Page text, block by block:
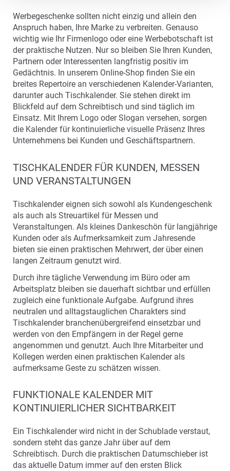
Werbegeschenke sollten nicht einzig und allein den
Anspruch haben, Ihre Marke zu verbreiten. Genauso
wichtig wie Ihr Firmenlogo oder eine Werbebotschaft ist
der praktische Nutzen. Nur so bleiben Sie Ihren Kunden,
Partnern oder Interessenten langfristig positiv im
Gedächtnis. In unserem Online-Shop finden Sie ein
breites Repertoire an verschiedenen Kalender-Varianten,
darunter auch Tischkalender. Sie stehen direkt im
Blickfeld auf dem Schreibtisch und sind täglich im
Einsatz. Mit Ihrem Logo oder Slogan versehen, sorgen
die Kalender für kontinuierliche visuelle Präsenz Ihres
Unternehmens bei Kunden und Geschäftspartnern.
TISCHKALENDER FÜR KUNDEN, MESSEN
UND VERANSTALTUNGEN
Tischkalender eignen sich sowohl als Kundengeschenk
als auch als Streuartikel für Messen und
Veranstaltungen. Als kleines Dankeschön für langjährige
Kunden oder als Aufmerksamkeit zum Jahresende
bieten sie einen praktischen Mehrwert, der über einen
langen Zeitraum genutzt wird.
Durch ihre tägliche Verwendung im Büro oder am
Arbeitsplatz bleiben sie dauerhaft sichtbar und erfüllen
zugleich eine funktionale Aufgabe. Aufgrund ihres
neutralen und alltagstauglichen Charakters sind
Tischkalender branchenübergreifend einsetzbar und
werden von den Empfängern in der Regel gerne
angenommen und genutzt. Auch Ihre Mitarbeiter und
Kollegen werden einen praktischen Kalender als
aufmerksame Geste zu schätzen wissen.
FUNKTIONALE KALENDER MIT
KONTINUIERLICHER SICHTBARKEIT
Ein Tischkalender wird nicht in der Schublade verstaut,
sondern steht das ganze Jahr über auf dem
Schreibtisch. Durch die praktischen Datumschieber ist
das aktuelle Datum immer auf den ersten Blick